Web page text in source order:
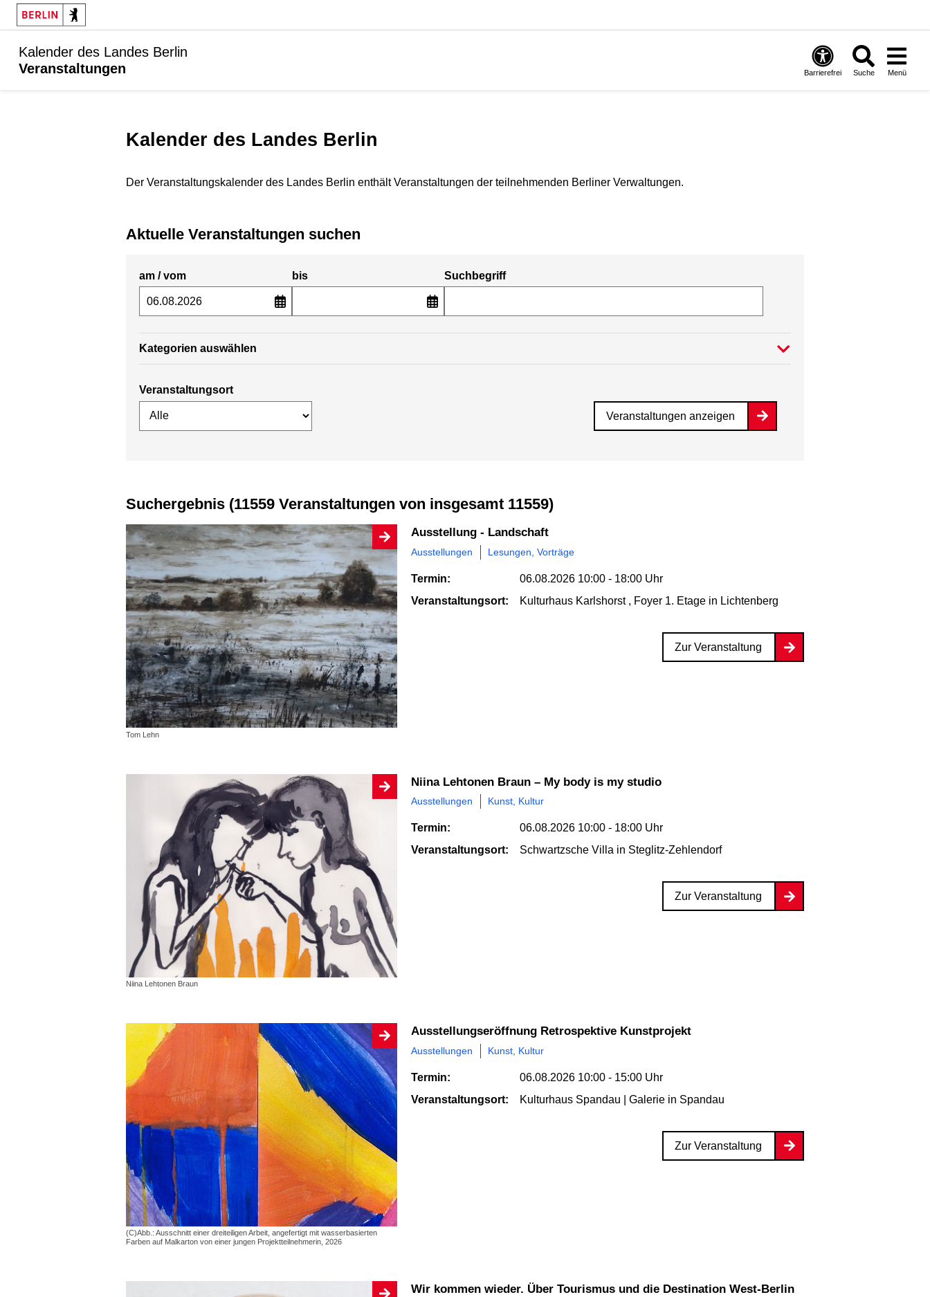
Kalender des Landes Berlin
Veranstaltungen
Barrierefrei Suche Menü
Kalender des Landes Berlin
Der Veranstaltungskalender des Landes Berlin enthält Veranstaltungen der teilnehmenden Berliner Verwaltungen.
Aktuelle Veranstaltungen suchen
am / vom bis Suchbegriff
Kategorien auswählen
Veranstaltungsort
Veranstaltungen anzeigen
Suchergebnis (11559 Veranstaltungen von insgesamt 11559)
Tom Lehn
Ausstellung - Landschaft
Ausstellungen Lesungen, Vorträge
Termin: 06.08.2026 10:00 - 18:00 Uhr
Veranstaltungsort:
Kulturhaus Karlshorst , Foyer 1. Etage in Lichtenberg
Zur Veranstaltung
Niina Lehtonen Braun
Niina Lehtonen Braun – My body is my studio
Ausstellungen Kunst, Kultur
Termin: 06.08.2026 10:00 - 18:00 Uhr
Veranstaltungsort:
Schwartzsche Villa in Steglitz-Zehlendorf
Zur Veranstaltung
(C)Abb.: Ausschnitt einer dreiteiligen Arbeit, angefertigt mit wasserbasierten
Farben auf Malkarton von einer jungen Projektteilnehmerin, 2026
Ausstellungseröffnung Retrospektive Kunstprojekt
Ausstellungen Kunst, Kultur
Termin: 06.08.2026 10:00 - 15:00 Uhr
Veranstaltungsort:
Kulturhaus Spandau | Galerie in Spandau
Zur Veranstaltung
Wir kommen wieder. Über Tourismus und die Destination West-Berlin